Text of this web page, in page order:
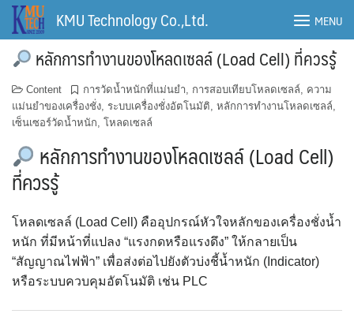
Skip
content
KMU Technology Co.,Ltd. MENU
หลักการทำงานของโหลดเซลล์ (Load Cell) ที่ควรรู้
Content การวัดน้ำหนักที่แม่นยำ, การสอบเทียบโหลดเซลล์, ความ
แม่นยำของเครื่องชั่ง, ระบบเครื่องชั่งอัตโนมัติ, หลักการทำงานโหลดเซลล์,
เซ็นเซอร์วัดน้ำหนัก, โหลดเซลล์
หลักการทำงานของโหลดเซลล์ (Load Cell)
ที่ควรรู้
โหลดเซลล์ (Load Cell) คืออุปกรณ์หัวใจหลักของเครื่องชั่งน้ำ
หนัก ที่มีหน้าที่แปลง “แรงกดหรือแรงดึง” ให้กลายเป็น
“สัญญาณไฟฟ้า” เพื่อส่งต่อไปยังตัวบ่งชี้น้ำหนัก (Indicator)
หรือระบบควบคุมอัตโนมัติ เช่น PLC